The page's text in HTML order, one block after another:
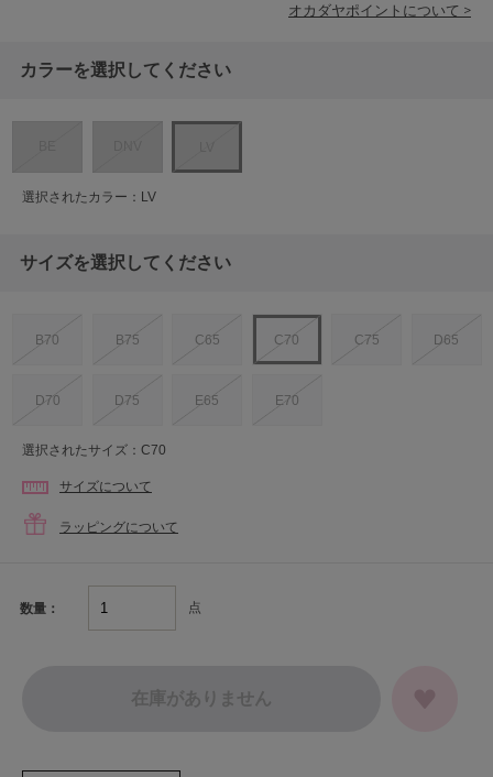
オカダヤポイントについて >
カラーを選択してください
選択されたカラー：LV
サイズを選択してください
B70 B75 C65 C70 C75 D65
D70 D75 E65 E70
選択されたサイズ：C70
サイズについて
ラッピングについて
数量： 点
在庫がありません